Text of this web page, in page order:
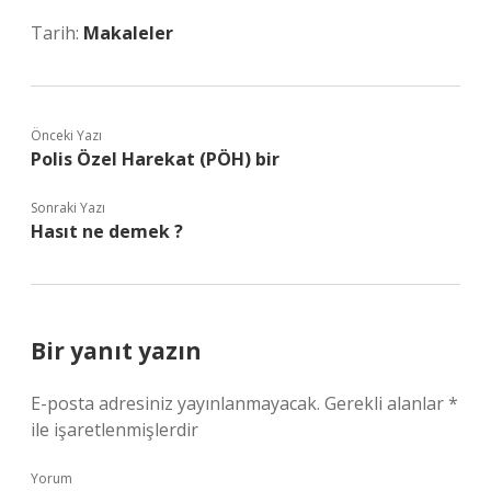
Tarih: Makaleler
Önceki Yazı
Polis Özel Harekat (PÖH) bir
Sonraki Yazı
Hasıt ne demek ?
Bir yanıt yazın
E-posta adresiniz yayınlanmayacak. Gerekli alanlar*
ile işaretlenmişlerdir
Yorum